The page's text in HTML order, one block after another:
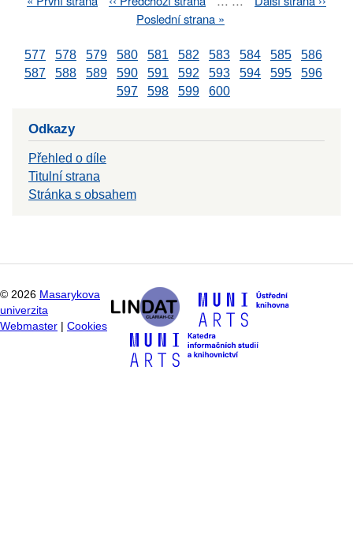
Last
Poslední strana »
577 578 579 580 581 582 583 584 585
586
587
588 589 590 591 592 593 594 595
596
597
598 599 600
Odkazy
Přehled o díle
Titulní strana
Stránka s obsahem
© 2026 Masarykova
univerzita
Webmaster
Cookies